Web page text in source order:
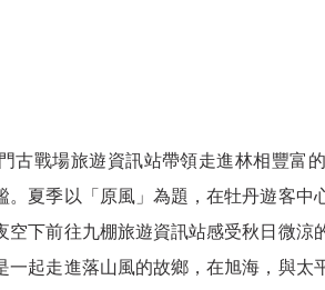
古戰場旅遊資訊站帶領走進林相豐富
。夏季以「原風」為題，在牡丹遊客中
空下前往九棚旅遊資訊站感受秋日微涼
一起走進落山風的故鄉，在旭海，與太